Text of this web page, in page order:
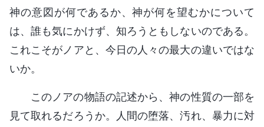
神の意図が何であるか、神が何を望むかについて
は、誰も気にかけず、知ろうともしないのである。
これこそがノアと、今日の人々の最大の違いではな
いか。
このノアの物語の記述から、神の性質の一部を
見て取れるだろうか。人間の堕落、汚れ、暴力に対